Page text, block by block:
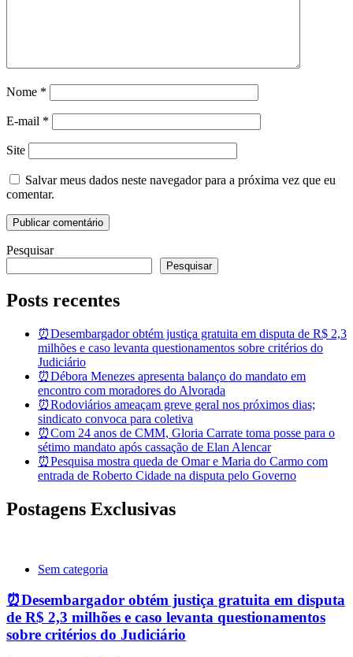
Nome *
E-mail *
Site
Salvar meus dados neste navegador para a próxima vez que eu
comentar.
Pesquisar
Pesquisar
Posts recentes
⏰Desembargador obtém justiça gratuita em disputa de R$ 2,3
milhões e caso levanta questionamentos sobre critérios do
Judiciário
⏰Débora Menezes apresenta balanço do mandato em
encontro com moradores do Alvorada
⏰Rodoviários ameaçam greve geral nos próximos dias;
sindicato convoca para coletiva
⏰Com 24 anos de CMM, Gloria Carrate toma posse para o
sétimo mandato após cassação de Elan Alencar
⏰Pesquisa mostra queda de Omar e Maria do Carmo com
entrada de Roberto Cidade na disputa pelo Governo
Postagens Exclusivas
Sem categoria
⏰Desembargador obtém justiça gratuita em disputa
de R$ 2,3 milhões e caso levanta questionamentos
sobre critérios do Judiciário